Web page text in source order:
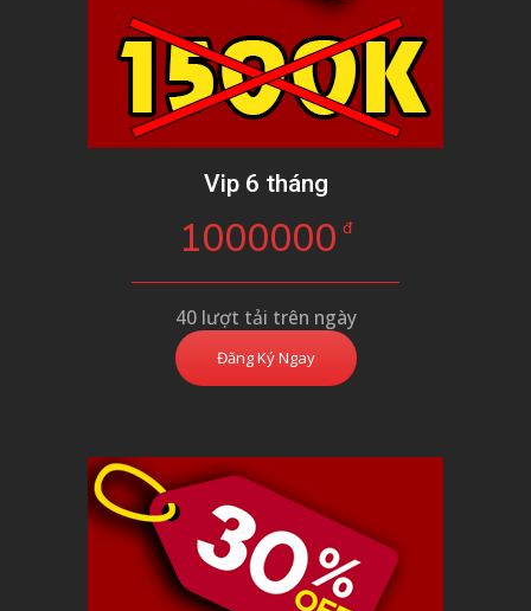
Vip 6 tháng
1000000 đ
40 lượt tải trên ngày
Đăng Ký Ngay